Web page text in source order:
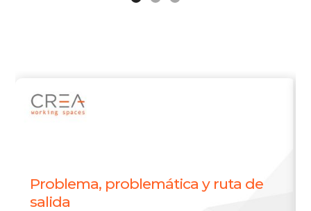
Problema, problemática y ruta de
salida